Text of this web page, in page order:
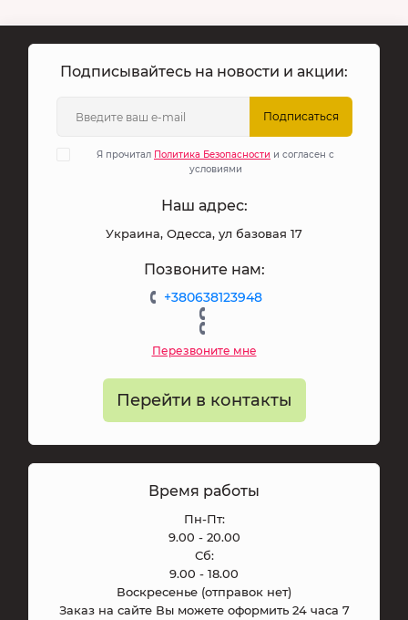
Подписывайтесь на новости и акции:
Подписаться
Я прочитал Политика Безопасности и согласен с
условиями
Наш адрес:
Украина, Одесса, ул базовая 17
Позвоните нам:
+380638123948
Перезвоните мне
Перейти в контакты
Время работы
Пн-Пт:
9.00 - 20.00
Сб:
9.00 - 18.00
Воскресенье (отправок нет)
Заказ на сайте Вы можете оформить 24 часа 7